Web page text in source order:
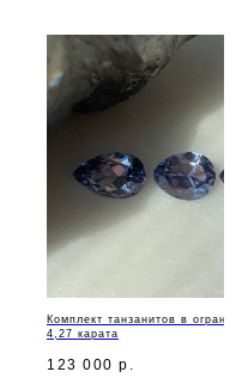
Комплект танзанитов в огранке
4,27 карата
123 000 р.